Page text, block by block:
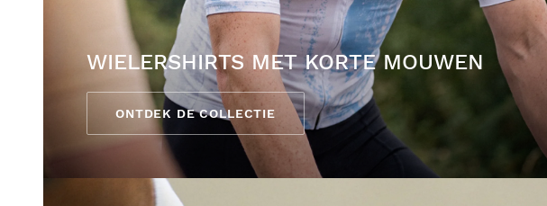
WIELERSHIRTS MET KORTE MOUWEN
ONTDEK DE COLLECTIE